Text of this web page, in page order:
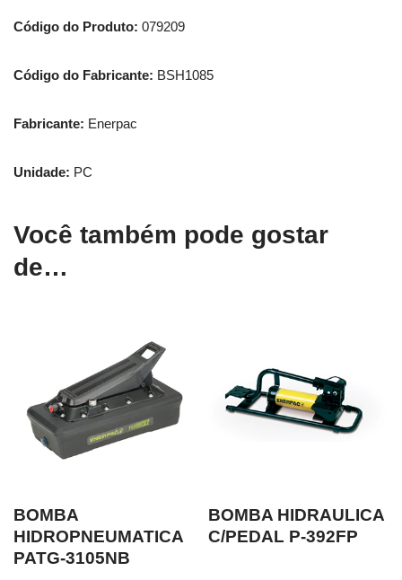
Código do Produto: 079209
Código do Fabricante: BSH1085
Fabricante: Enerpac
Unidade: PC
Você também pode gostar
de…
BOMBA
HIDROPNEUMATICA
PATG-3105NB
BOMBA HIDRAULICA
C/PEDAL P-392FP